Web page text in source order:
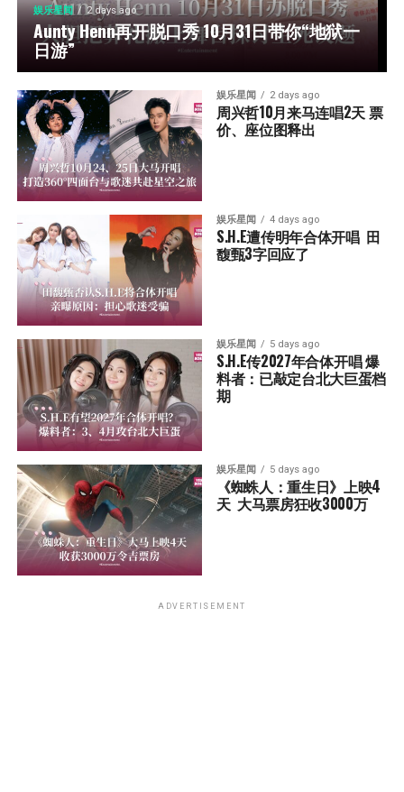
娱乐星闻 2 days ago
Aunty Henn再开脱口秀 10月31日带你“地狱一
日游”
娱乐星闻 2 days ago
周兴哲10月来马连唱2天 票
价、座位图释出
娱乐星闻 4 days ago
S.H.E遭传明年合体开唱  田
馥甄3字回应了
娱乐星闻 5 days ago
S.H.E传2027年合体开唱 爆
料者：已敲定台北大巨蛋档
期
娱乐星闻 5 days ago
《蜘蛛人：重生日》上映4
天  大马票房狂收3000万
ADVERTISEMENT